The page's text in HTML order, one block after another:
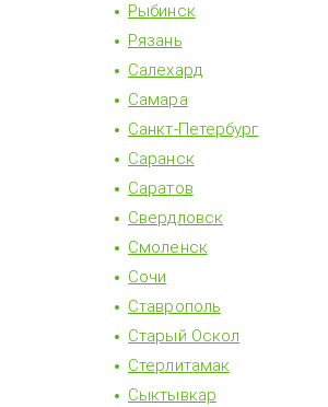
Рыбинск
Рязань
Салехард
Самара
Санкт-Петербург
Саранск
Саратов
Свердловск
Смоленск
Сочи
Ставрополь
Старый Оскол
Стерлитамак
Сыктывкар